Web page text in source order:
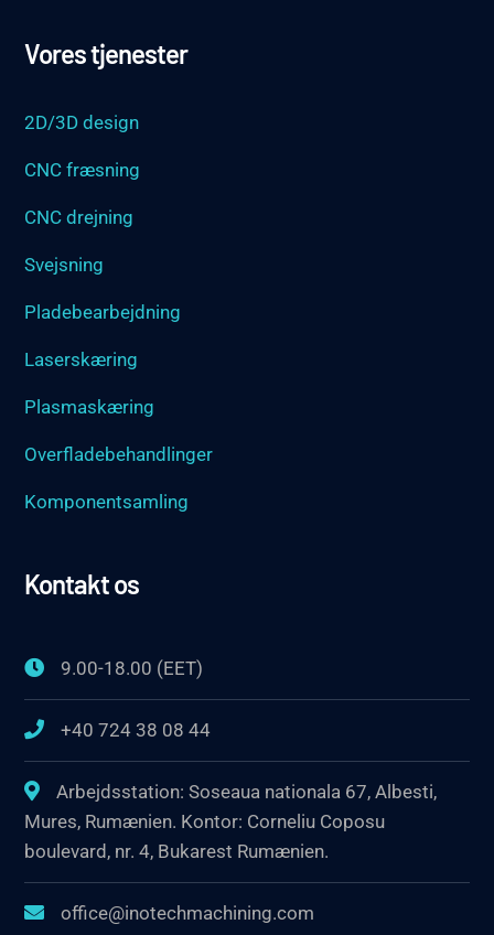
Vores tjenester
2D/3D design
CNC fræsning
CNC drejning
Svejsning
Pladebearbejdning
Laserskæring
Plasmaskæring
Overfladebehandlinger
Komponentsamling
Kontakt os
9.00-18.00 (EET)
+40 724 38 08 44
Arbejdsstation: Soseaua nationala 67, Albesti,
Mures, Rumænien. Kontor: Corneliu Coposu
boulevard, nr. 4, Bukarest Rumænien.
office@inotechmachining.com